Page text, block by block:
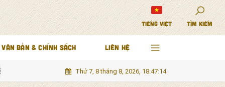
TIẾNG VIỆT TÌM KIẾM
VĂN BẢN & CHÍNH SÁCH LIÊN HỆ
và Tây Nguyên Khung pháp lý cho đầu tư mạo hiểm: Bước đột
Thứ 7, 8 tháng 8, 2026, 18:47:16